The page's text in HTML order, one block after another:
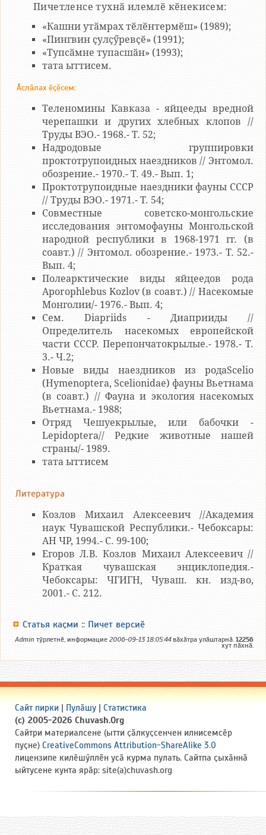
Пичетленсе тухнӑ илемлӗ кӗнекисем:
«Кашни утӑмрах тӗлӗнтермӗш» (1989);
«Пингвин ҫулҫӳревҫӗ» (1991);
«Тупсӑмне тупасшӑн» (1993);
тата ыттисем.
Ӑслӑлах ӗҫӗсем:
Теленомины Кавказа - яйцееды вредной
черепашки и других хлебных клопов //
Труды ВЭО.- 1968.- Т. 52;
Надродовые группировки
проктотрупоидных наездников // Энтомол.
обозрение.- 1970.- Т. 49.- Вып. 1;
Проктотрупоидные наездники фауны СССР
// Труды ВЭО.- 1971.- Т. 54;
Совместные советско-монгольские
исследования энтомофауны Монгольской
народной республики в 1968-1971 гг. (в
соавт.) // Энтомол. обозрение.- 1973.- Т. 52.-
Вып. 4;
Полеарктические виды яйцеедов рода
Aporophlebus Kozlov (в соавт.) // Насекомые
Монголии/- 1976.- Вып. 4;
Сем. Diapriids - Диаприиды //
Определитель насекомых европейской
части СССР. Перепончатокрылые.- 1978.- Т.
3.- Ч.2;
Новые виды наездников из родаScelio
(Hymenoptera, Scelionidae) фауны Вьетнама
(в соавт.) // Фауна и экология насекомых
Вьетнама.- 1988;
Отряд Чешуекрылые, или бабочки -
Lepidoptera// Редкие животные нашей
страны/- 1989.
тата ыттисем
Литература
Козлов Михаил Алексеевич //Академия
наук Чувашской Республики.- Чебоксары:
АН ЧР, 1994.- С. 99-100;
Егоров Л.В. Козлов Михаил Алексеевич //
Краткая чувашская энциклопедия.-
Чебоксары: ЧГИГН, Чуваш. кн. изд-во,
2001.- С. 212.
Статья каҫми :: Пичет версиӗ
Admin тӳрлетнӗ, информацие 2006-09-13 18:05:44вӑхӑтра улӑштарнӑ. 12256
хут пӑхнӑ.
Сайт пирки | Пулӑшу | Статистика
(c) 2005-2026 Chuvash.Org
Сайтри материалсене (ытти ҫӑлкуҫсенчен илнисемсӗр
пуҫне) CreativeCommons Attribution-ShareAlike 3.0
лицензипе килӗшӳллӗн усӑ курма пулать. Сайтпа ҫыхӑннӑ
ыйтусене кунта ярӑр: site(a)chuvash.org